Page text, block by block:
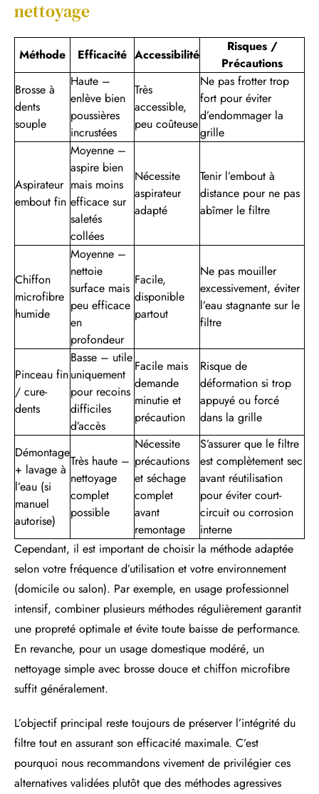
nettoyage
Méthode Efficacité Accessibilité
Risques /
Précautions
Brosse à
dents
souple
Haute –
enlève bien
poussières
incrustées
Très
accessible,
peu coûteuse
Ne pas frotter trop
fort pour éviter
d’endommager la
grille
Aspirateur
embout fin
Moyenne –
aspire bien
mais moins
efficace sur
saletés
collées
Nécessite
aspirateur
adapté
Tenir l’embout à
distance pour ne pas
abîmer le filtre
Chiffon
microfibre
humide
Moyenne –
nettoie
surface mais
peu efficace
en
profondeur
Facile,
disponible
partout
Ne pas mouiller
excessivement, éviter
l’eau stagnante sur le
filtre
Pinceau fin
/ cure-
dents
Basse – utile
uniquement
pour recoins
difficiles
d’accès
Facile mais
demande
minutie et
précaution
Risque de
déformation si trop
appuyé ou forcé
dans la grille
Démontage
+ lavage à
l’eau (si
manuel
autorise)
Très haute –
nettoyage
complet
possible
Nécessite
précautions
et séchage
complet
avant
remontage
S’assurer que le filtre
est complètement sec
avant réutilisation
pour éviter court-
circuit ou corrosion
interne
Cependant, il est important de choisir la méthode adaptée
selon votre fréquence d’utilisation et votre environnement
(domicile ou salon). Par exemple, en usage professionnel
intensif, combiner plusieurs méthodes régulièrement garantit
une propreté optimale et évite toute baisse de performance.
En revanche, pour un usage domestique modéré, un
nettoyage simple avec brosse douce et chiffon microfibre
suffit généralement.
L’objectif principal reste toujours de préserver l’intégrité du
filtre tout en assurant son efficacité maximale. C’est
pourquoi nous recommandons vivement de privilégier ces
alternatives validées plutôt que des méthodes agressives